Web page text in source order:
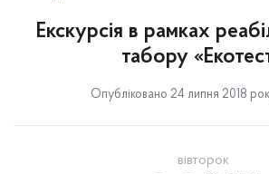
Екскурсія в рамках
табору
Опубліковано 24 липня 2018
вівторок